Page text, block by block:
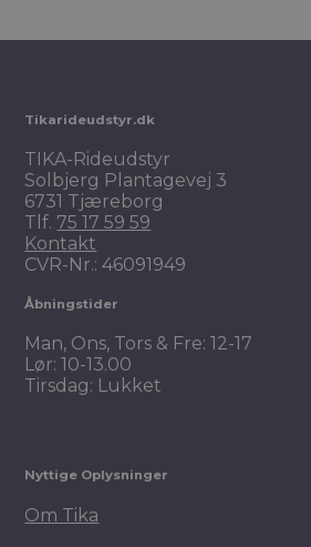
Tikarideudstyr.dk
TIKA-Rideudstyr
Solbjerg Plantagevej 3
6731 Tjæreborg
Tlf. 75 17 59 59
Kontakt
CVR-Nr.: 46091949
Åbningstider
Man, Ons, Tors & Fre: 12-17
Lør: 10-13.00
Tirsdag: Lukket
Nyttige Oplysninger
Om Tika